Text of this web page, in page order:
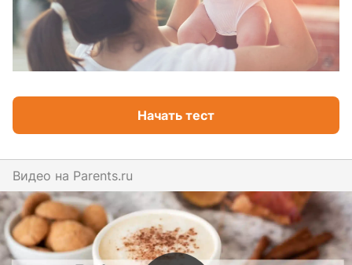
Начать тест
Видео на parents.ru